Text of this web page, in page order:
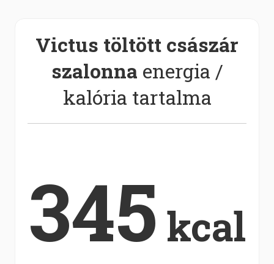
Victus töltött császár
szalonna energia /
kalória tartalma
345 kcal